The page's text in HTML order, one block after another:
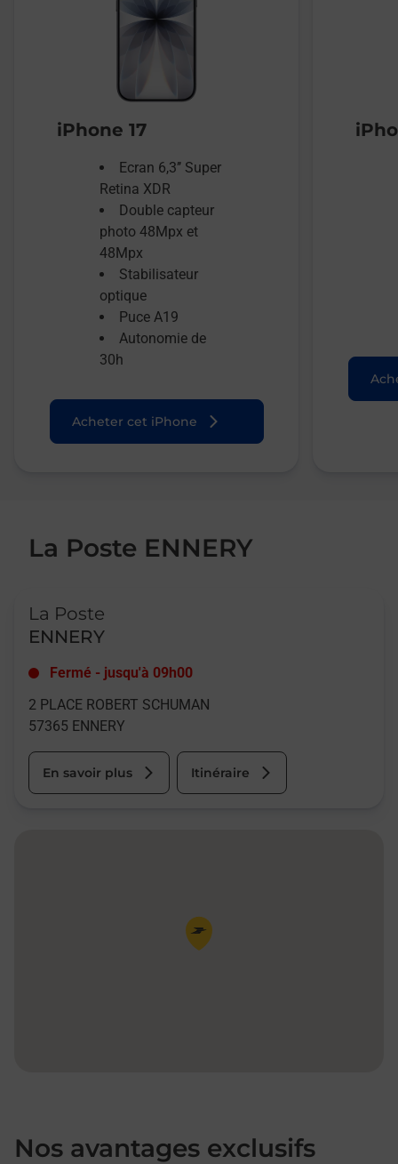
iPhone 17
Ecran 6,3’’ Super
Retina XDR
Double capteur
photo 48Mpx et
48Mpx
Stabilisateur
optique
Puce A19
Autonomie de
30h
Acheter cet iPhone
La Poste ENNERY
La Poste
ENNERY
Fermé - jusqu'à 09h00
2 PLACE ROBERT SCHUMAN
57365 ENNERY
En savoir plus Itinéraire
Pin de la carte
Nos avantages exclusifs